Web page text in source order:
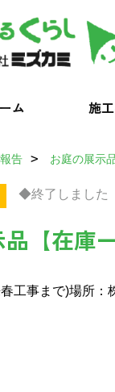
ム 施
告 お庭の展示
◆終了しました
【在庫
工事まで)場所：